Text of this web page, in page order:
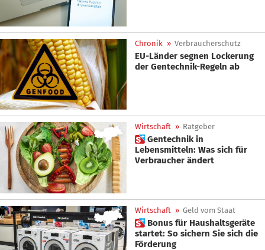
Chronik » Verbraucherschutz
EU-Länder segnen Lockerung
der Gentechnik-Regeln ab
Wirtschaft » Ratgeber
 Gentechnik in
Lebensmitteln: Was sich für
Verbraucher ändert
Wirtschaft » Geld vom Staat
 Bonus für Haushaltsgeräte
startet: So sichern Sie sich die
Förderung